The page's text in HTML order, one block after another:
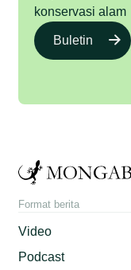
konservasi alam
Buletin
Format berita
Video
Podcast